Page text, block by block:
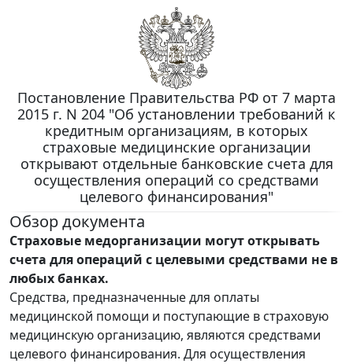
Постановление Правительства РФ от 7 марта
2015 г. N 204 "Об установлении требований к
кредитным организациям, в которых
страховые медицинские организации
открывают отдельные банковские счета для
осуществления операций со средствами
целевого финансирования"
Обзор документа
Страховые медорганизации могут открывать
счета для операций с целевыми средствами не в
любых банках.
Средства, предназначенные для оплаты
медицинской помощи и поступающие в страховую
медицинскую организацию, являются средствами
целевого финансирования. Для осуществления